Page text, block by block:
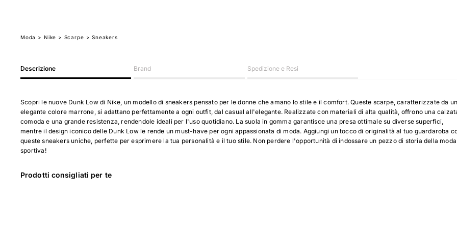
Moda > Nike > Scarpe > Sneakers
Descrizione Brand Spedizione e Resi
Scopri le nuove Dunk Low di Nike, un modello di sneakers pensato per le donne che amano lo stile e il comfort. Queste scarpe, caratterizzate da un
elegante colore marrone, si adattano perfettamente a ogni outfit, dal casual all'elegante. Realizzate con materiali di alta qualità, offrono una
comoda e una grande resistenza, rendendole ideali per l'uso quotidiano. La suola in gomma garantisce una presa ottimale su diverse superfici,
mentre il design iconico delle Dunk Low le rende un must-have per ogni appassionata di moda. Aggiungi un tocco di originalità al tuo guardaroba
queste sneakers uniche, perfette per esprimere la tua personalità e il tuo stile. Non perdere l'opportunità di indossare un pezzo di storia della moda
sportiva!
Prodotti consigliati per te